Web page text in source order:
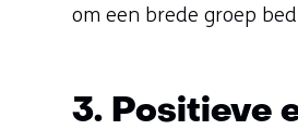
om een brede groep
3. Positieve